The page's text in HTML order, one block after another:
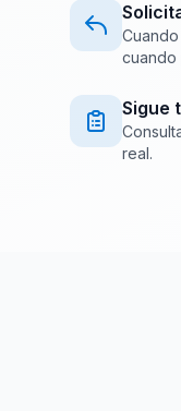
cuando
Sigue
real.